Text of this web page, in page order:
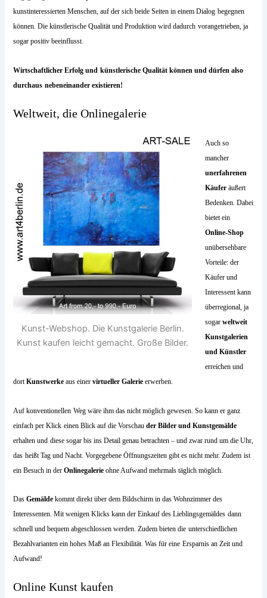
kunstinteressierten Menschen, auf der sich beide Seiten in einem Dialog begegnen
können. Die künstlerische Qualität und Produktion wird dadurch vorangetrieben, ja
sogar positiv beeinflusst.
Wirtschaftlicher Erfolg und künstlerische Qualität können und dürfen also
durchaus nebeneinander existieren!
Weltweit, die Onlinegalerie
Kunst-Webshop. Die Kunstgalerie Berlin.
Kunst kaufen leicht gemacht. Große Bilder.
Auch so
mancher
unerfahrenen
Käufer äußert
Bedenken. Dabei
bietet ein
Online-Shop
unübersehbare
Vorteile: der
Käufer und
Interessent kann
überregional, ja
sogar weltweit
Kunstgalerien
und Künstler
erreichen und
dortKunstwerke aus einer virtueller Galerie erwerben.
Auf konventionellen Weg wäre ihm das nicht möglich gewesen. So kann er ganz
einfach per Klick einen Blick auf die Vorschauder Bilder und Kunstgemälde
erhalten und diese sogar bis ins Detail genau betrachten – und zwar rund um die Uhr,
das heißt Tag und Nacht. Vorgegebene Öffnungszeiten gibt es nicht mehr. Zudem ist
ein Besuch in der Onlinegalerie ohne Aufwand mehrmals täglich möglich.
DasGemälde kommt direkt über dem Bildschirm in das Wohnzimmer des
Interessenten. Mit wenigen Klicks kann der Einkauf des Lieblingsgemäldes dann
schnell und bequem abgeschlossen werden. Zudem bieten die unterschiedlichen
Bezahlvarianten ein hohes Maß an Flexibilität. Was für eine Ersparnis an Zeit und
Aufwand!
Online Kunst kaufen